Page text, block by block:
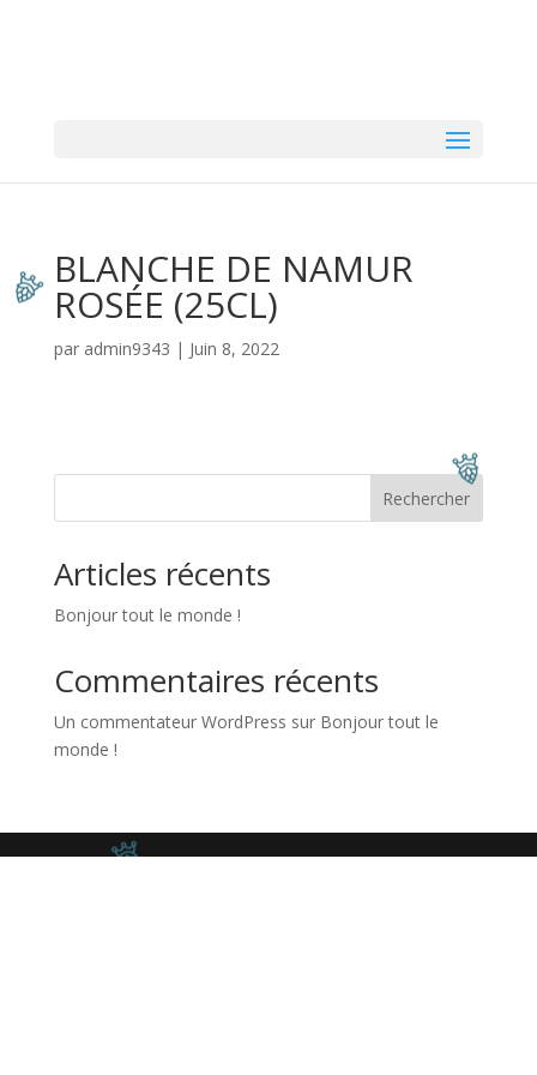
BLANCHE DE NAMUR
ROSÉE (25CL)
par admin9343 | Juin 8, 2022
Rechercher
Articles récents
Bonjour tout le monde !
Commentaires récents
Un commentateur WordPress sur Bonjour tout le
monde !